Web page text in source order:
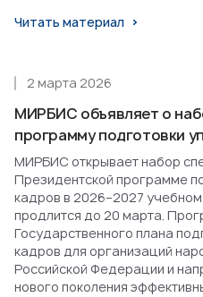
Читать материал
МИРБИС объявляет о
программу подготовки
2 марта 2026
МИРБИС открывает набор
Президентской программе
кадров в 2026–2027
продлится до 20 марта.
Государственного плана
кадров для организаций
Российской Федерации и
нового поколения